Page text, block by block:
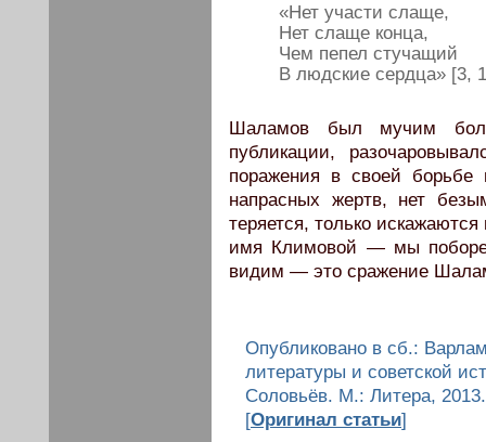
«Нет участи слаще,
Нет слаще конца,
Чем пепел стучащий
В людские сердца» [3,
Шаламов был мучим
публикации,
поражения в своей
напрасных жертв, нет
теряется, только
имя Климовой — мы
видим — это сражение
Опубликовано в сб.:
литературы и советской
Соловьёв. М.: Литера,
[Оригинал статьи]